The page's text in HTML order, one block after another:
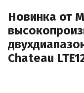
Новинка от
Chateau